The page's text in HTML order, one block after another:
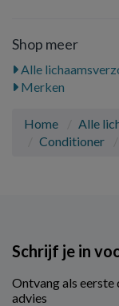
Shop meer
Alle
Merken
Home Alle
Conditioner
Schrijf je in
Ontvang als eerste
advies